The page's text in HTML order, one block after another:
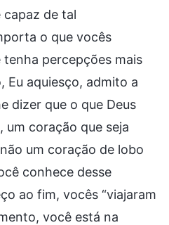
capaz de tal
o que vocês
percepções mais
Eu aquiesço, admito a
dizer que o que Deus
um coração que seja
um coração de lobo
conhece desse
ao fim, vocês “viajaram
você está na